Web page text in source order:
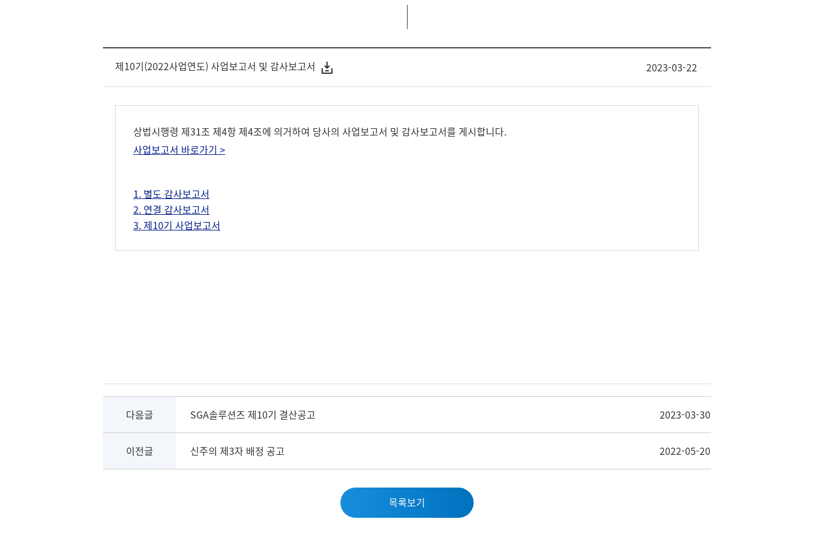
제10기(2022사업연도) 사업보고서 및 감사보고서 2023-03-22
상법시행령 제31조 제4항 제4조에 의거하여 당사의 사업보고서 및 감사보고서를 게시합니다.
사업보고서 바로가기 >
1. 별도 감사보고서
2. 연결 감사보고서
3. 제10기 사업보고서
다음글 SGA솔루션즈 제10기 결산공고 2023-03-30
이전글 신주의 제3자 배정 공고 2022-05-20
목록보기